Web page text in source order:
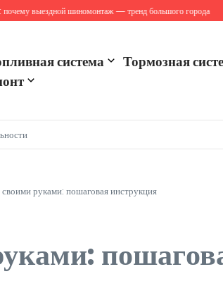
выездной шиномонтаж — тренд большого города
система Тормозная
руками: пошаговая инструкция